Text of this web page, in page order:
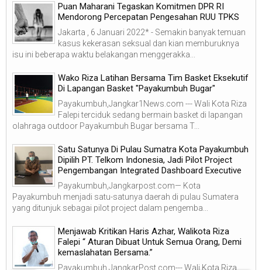
Puan Maharani Tegaskan Komitmen DPR RI
Mendorong Percepatan Pengesahan RUU TPKS
Jakarta , 6 Januari 2022* - Semakin banyak temuan
kasus kekerasan seksual dan kian memburuknya
isu ini beberapa waktu belakangan menggerakka...
Wako Riza Latihan Bersama Tim Basket Eksekutif
Di Lapangan Basket "Payakumbuh Bugar"
Payakumbuh,Jangkar1News.com --- Wali Kota Riza
Falepi terciduk sedang bermain basket di lapangan
olahraga outdoor Payakumbuh Bugar bersama T...
Satu Satunya Di Pulau Sumatra Kota Payakumbuh
Dipilih PT. Telkom Indonesia, Jadi Pilot Project
Pengembangan Integrated Dashboard Executive
Payakumbuh,Jangkarpost.com— Kota
Payakumbuh menjadi satu-satunya daerah di pulau Sumatera
yang ditunjuk sebagai pilot project dalam pengemba...
Menjawab Kritikan Haris Azhar, Walikota Riza
Falepi “ Aturan Dibuat Untuk Semua Orang, Demi
kemaslahatan Bersama.”
Payakumbuh,JangkarPost.com--- Wali Kota Riza